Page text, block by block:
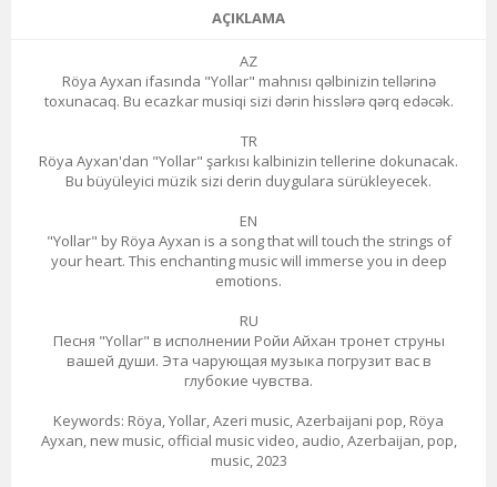
AÇIKLAMA
AZ
Röya Ayxan ifasında "Yollar" mahnısı qəlbinizin tellərinə
toxunacaq. Bu ecazkar musiqi sizi dərin hisslərə qərq edəcək.
TR
Röya Ayxan'dan "Yollar" şarkısı kalbinizin tellerine dokunacak.
Bu büyüleyici müzik sizi derin duygulara sürükleyecek.
EN
"Yollar" by Röya Ayxan is a song that will touch the strings of
your heart. This enchanting music will immerse you in deep
emotions.
RU
Песня "Yollar" в исполнении Ройи Айхан тронет струны
вашей души. Эта чарующая музыка погрузит вас в
глубокие чувства.
Keywords: Röya, Yollar, Azeri music, Azerbaijani pop, Röya
Ayxan, new music, official music video, audio, Azerbaijan, pop,
music, 2023